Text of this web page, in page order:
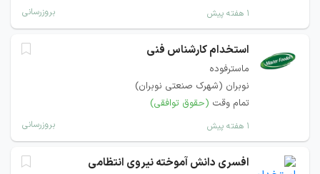
۱ هفته پیش بروزرسانی
استخدام کارشناس فنی
ماسترفوده
نوبران (شهرک صنعتی نوبران)
تمام وقت (حقوق توافقی)
۱ هفته پیش بروزرسانی
افسری دانش آموخته نیروی انتظامی